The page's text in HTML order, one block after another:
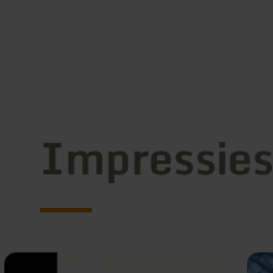
Impressies